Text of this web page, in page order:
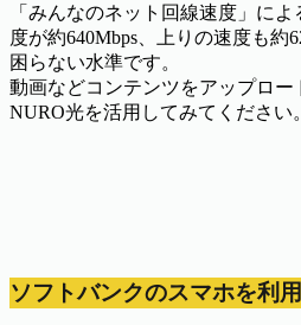
「みんなのネット回線速度」に
度が約640Mbps、上りの速度も約
困らない水準です。
動画などコンテンツをアップロー
NURO光を活用してみてください。
ソフトバンクのスマホを利